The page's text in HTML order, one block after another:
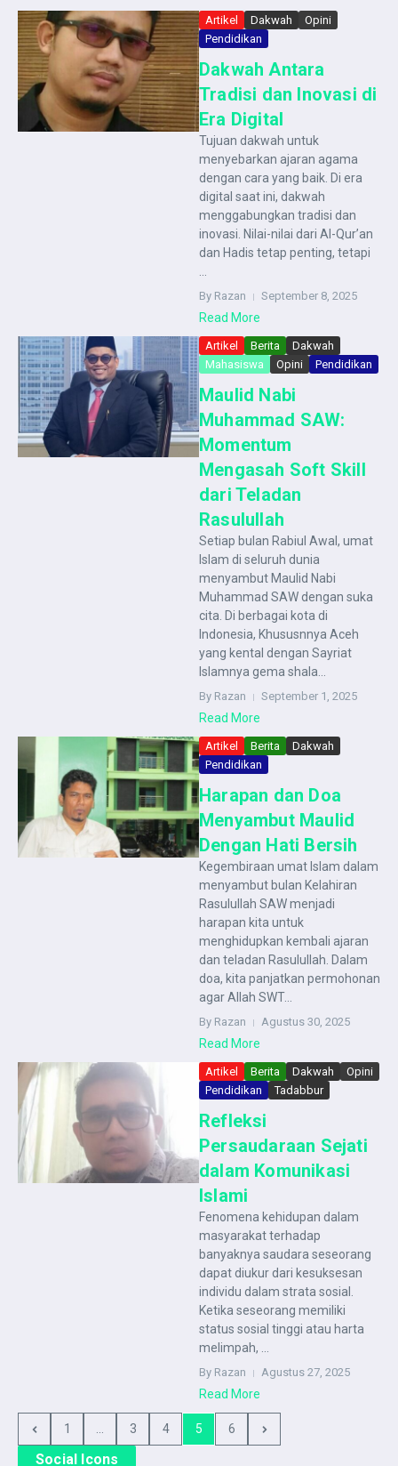
Artikel Dakwah
Opini
Pendidikan
Dakwah Antara
Tradisi dan Inovasi di
Era Digital
Tujuan dakwah untuk
menyebarkan ajaran agama
dengan cara yang baik. Di era
digital saat ini, dakwah
menggabungkan tradisi dan
inovasi. Nilai-nilai dari Al-Qur’an
dan Hadis tetap penting, tetapi
By Razan September 8, 2025
Read More
Artikel Berita
Dakwah
Mahasiswa
Opini Pendidikan
Maulid Nabi
Muhammad SAW:
Momentum
Mengasah Soft Skill
dari Teladan
Rasulullah
Setiap bulan Rabiul Awal, umat
Islam di seluruh dunia
menyambut Maulid Nabi
Muhammad SAW dengan suka
cita. Di berbagai kota di
Indonesia, Khususnnya Aceh
yang kental dengan Sayriat
Islamnya gema shala...
By Razan September 1, 2025
Read More
Artikel Berita
Dakwah
Pendidikan
Harapan dan Doa
Menyambut Maulid
Dengan Hati Bersih
Kegembiraan umat Islam dalam
menyambut bulan Kelahiran
Rasulullah SAW menjadi
harapan kita untuk
menghidupkan kembali ajaran
dan teladan Rasulullah. Dalam
doa, kita panjatkan permohonan
agar Allah SWT...
By Razan Agustus 30, 2025
Read More
Artikel Berita Dakwah
Opini
Pendidikan
Tadabbur
Refleksi
Persaudaraan Sejati
dalam Komunikasi
Islami
Fenomena kehidupan dalam
masyarakat terhadap
banyaknya saudara seseorang
dapat diukur dari kesuksesan
individu dalam strata sosial.
Ketika seseorang memiliki
status sosial tinggi atau harta
melimpah, ...
By Razan Agustus 27, 2025
Read More
1 3 4 5 6
Social Icons